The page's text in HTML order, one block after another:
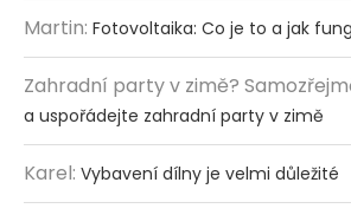
Martin: Fotovoltaika: Co je to a jak
Zahradní party v zimě?
a uspořádejte zahradní party v zimě
Karel: Vybavení dílny je velmi důležité